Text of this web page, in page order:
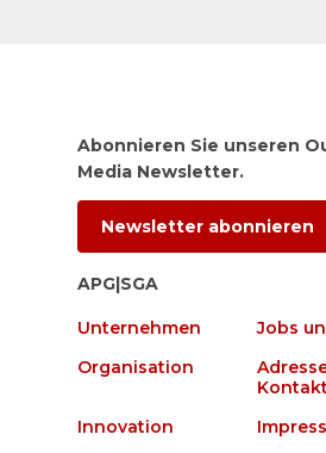
Abonnieren Sie unseren
Media Newsletter.
Newsletter abonnieren
APG|SGA
Unternehmen
Jobs
Organisation
Innovation